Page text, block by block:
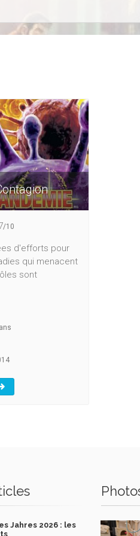
/10
d'efforts pour
qui menacent
sont
Jahres 2026 : les